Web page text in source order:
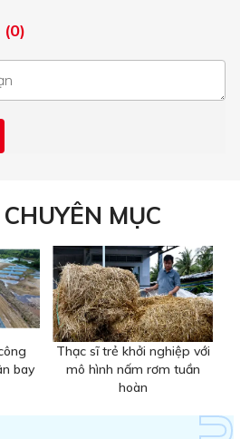
(0)
MỤC
bay
Thạc sĩ trẻ khởi nghiệp với
mô hình nấm rơm tuần
hoàn